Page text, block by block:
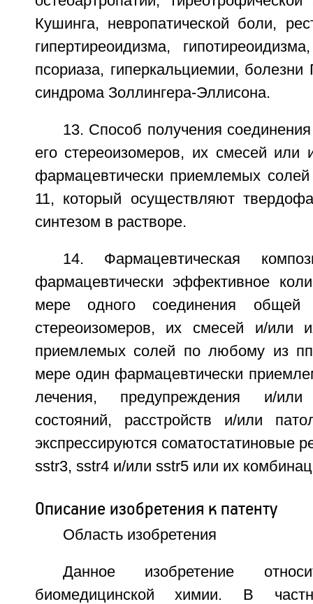
Кушинга, невропатической боли,
гипертиреоидизма,
псориаза, гиперкальциемии,
синдрома Золлингера-Эллисона.
13. Способ получения
его стереоизомеров, их смесей или
фармацевтически приемлемых
11, который осуществляют
синтезом в растворе.
14. Фармацевтическая
фармацевтически эффективное
мере одного соединения
стереоизомеров, их смесей и/или
приемлемых солей по любому из
мере один фармацевтически
лечения, предупреждения и/
состояний, расстройств и/или
экспрессируются соматостатиновые
sstr3, sstr4 и/или sstr5 или их
Описание изобретения к патенту
Область изобретения
Данное изобретение
биомедицинской химии. В